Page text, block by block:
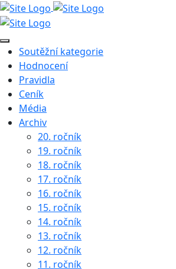
Soutěžní kategorie
Hodnocení
Pravidla
Ceník
Média
Archiv
20. ročník
19. ročník
18. ročník
17. ročník
16. ročník
15. ročník
14. ročník
13. ročník
12. ročník
11. ročník